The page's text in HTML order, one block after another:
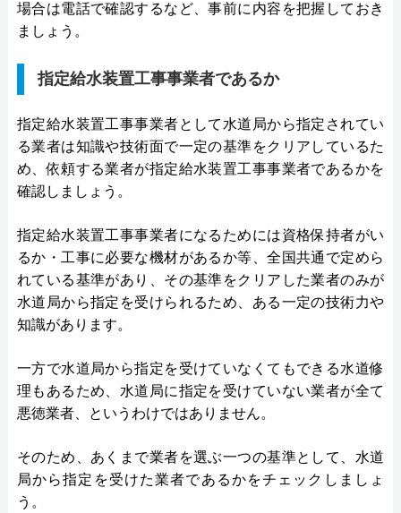
場合は電話で確認するなど、事前に内容を把握しておき
ましょう。
指定給水装置工事事業者であるか
指定給水装置工事事業者として水道局から指定されてい
る業者は知識や技術面で一定の基準をクリアしているた
め、依頼する業者が指定給水装置工事事業者であるかを
確認しましょう。
指定給水装置工事事業者になるためには資格保持者がい
るか・工事に必要な機材があるか等、全国共通で定めら
れている基準があり、その基準をクリアした業者のみが
水道局から指定を受けられるため、ある一定の技術力や
知識があります。
一方で水道局から指定を受けていなくてもできる水道修
理もあるため、水道局に指定を受けていない業者が全て
悪徳業者、というわけではありません。
そのため、あくまで業者を選ぶ一つの基準として、水道
局から指定を受けた業者であるかをチェックしましょ
う。